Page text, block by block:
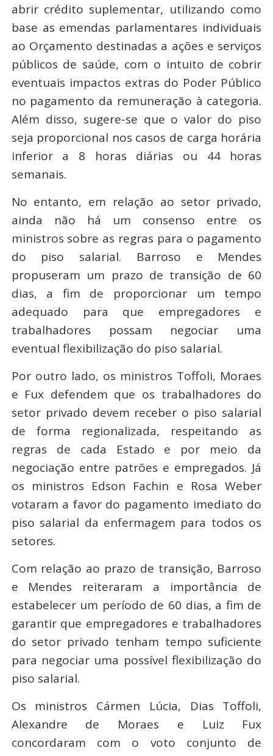
abrir crédito suplementar, utilizando como
base as emendas parlamentares individuais
ao Orçamento destinadas a ações e serviços
públicos de saúde, com o intuito de cobrir
eventuais impactos extras do Poder Público
no pagamento da remuneração à categoria.
Além disso, sugere-se que o valor do piso
seja proporcional nos casos de carga horária
inferior a 8 horas diárias ou 44 horas
semanais.
No entanto, em relação ao setor privado,
ainda não há um consenso entre os
ministros sobre as regras para o pagamento
do piso salarial. Barroso e Mendes
propuseram um prazo de transição de 60
dias, a fim de proporcionar um tempo
adequado para que empregadores e
trabalhadores possam negociar uma
eventual flexibilização do piso salarial.
Por outro lado, os ministros Toffoli, Moraes
e Fux defendem que os trabalhadores do
setor privado devem receber o piso salarial
de forma regionalizada, respeitando as
regras de cada Estado e por meio da
negociação entre patrões e empregados. Já
os ministros Edson Fachin e Rosa Weber
votaram a favor do pagamento imediato do
piso salarial da enfermagem para todos os
setores.
Com relação ao prazo de transição, Barroso
e Mendes reiteraram a importância de
estabelecer um período de 60 dias, a fim de
garantir que empregadores e trabalhadores
do setor privado tenham tempo suficiente
para negociar uma possível flexibilização do
piso salarial.
Os ministros Cármen Lúcia, Dias Toffoli,
Alexandre de Moraes e Luiz Fux
concordaram com o voto conjunto de